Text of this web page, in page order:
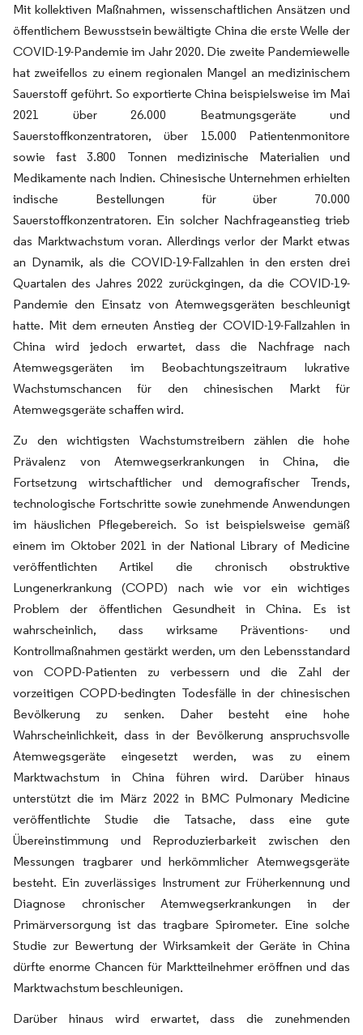
Mit kollektiven Maßnahmen, wissenschaftlichen Ansätzen und
öffentlichem Bewusstsein bewältigte China die erste Welle der
COVID-19-Pandemie im Jahr 2020. Die zweite Pandemiewelle
hat zweifellos zu einem regionalen Mangel an medizinischem
Sauerstoff geführt. So exportierte China beispielsweise im Mai
2021 über 26.000 Beatmungsgeräte und
Sauerstoffkonzentratoren, über 15.000 Patientenmonitore
sowie fast 3.800 Tonnen medizinische Materialien und
Medikamente nach Indien. Chinesische Unternehmen erhielten
indische Bestellungen für über 70.000
Sauerstoffkonzentratoren. Ein solcher Nachfrageanstieg trieb
das Marktwachstum voran. Allerdings verlor der Markt etwas
an Dynamik, als die COVID-19-Fallzahlen in den ersten drei
Quartalen des Jahres 2022 zurückgingen, da die COVID-19-
Pandemie den Einsatz von Atemwegsgeräten beschleunigt
hatte. Mit dem erneuten Anstieg der COVID-19-Fallzahlen in
China wird jedoch erwartet, dass die Nachfrage nach
Atemwegsgeräten im Beobachtungszeitraum lukrative
Wachstumschancen für den chinesischen Markt für
Atemwegsgeräte schaffen wird.
Zu den wichtigsten Wachstumstreibern zählen die hohe
Prävalenz von Atemwegserkrankungen in China, die
Fortsetzung wirtschaftlicher und demografischer Trends,
technologische Fortschritte sowie zunehmende Anwendungen
im häuslichen Pflegebereich. So ist beispielsweise gemäß
einem im Oktober 2021 in der National Library of Medicine
veröffentlichten Artikel die chronisch obstruktive
Lungenerkrankung (COPD) nach wie vor ein wichtiges
Problem der öffentlichen Gesundheit in China. Es ist
wahrscheinlich, dass wirksame Präventions- und
Kontrollmaßnahmen gestärkt werden, um den Lebensstandard
von COPD-Patienten zu verbessern und die Zahl der
vorzeitigen COPD-bedingten Todesfälle in der chinesischen
Bevölkerung zu senken. Daher besteht eine hohe
Wahrscheinlichkeit, dass in der Bevölkerung anspruchsvolle
Atemwegsgeräte eingesetzt werden, was zu einem
Marktwachstum in China führen wird. Darüber hinaus
unterstützt die im März 2022 in BMC Pulmonary Medicine
veröffentlichte Studie die Tatsache, dass eine gute
Übereinstimmung und Reproduzierbarkeit zwischen den
Messungen tragbarer und herkömmlicher Atemwegsgeräte
besteht. Ein zuverlässiges Instrument zur Früherkennung und
Diagnose chronischer Atemwegserkrankungen in der
Primärversorgung ist das tragbare Spirometer. Eine solche
Studie zur Bewertung der Wirksamkeit der Geräte in China
dürfte enorme Chancen für Marktteilnehmer eröffnen und das
Marktwachstum beschleunigen.
Darüber hinaus wird erwartet, dass die zunehmenden